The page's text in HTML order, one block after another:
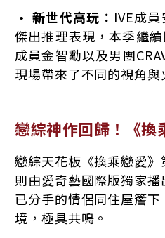
• 新世代高玩： IVE成
傑出推理表現，本季繼
成員金智勳以及男團
現場帶來了不同的視角與
戀綜神作回歸！《換
戀綜天花板《換乘戀愛
則由愛奇藝國際版獨家
已分手的情侶同住屋簷
境，極具共鳴。